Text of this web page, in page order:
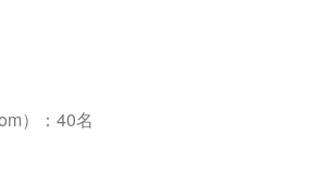
）：40名